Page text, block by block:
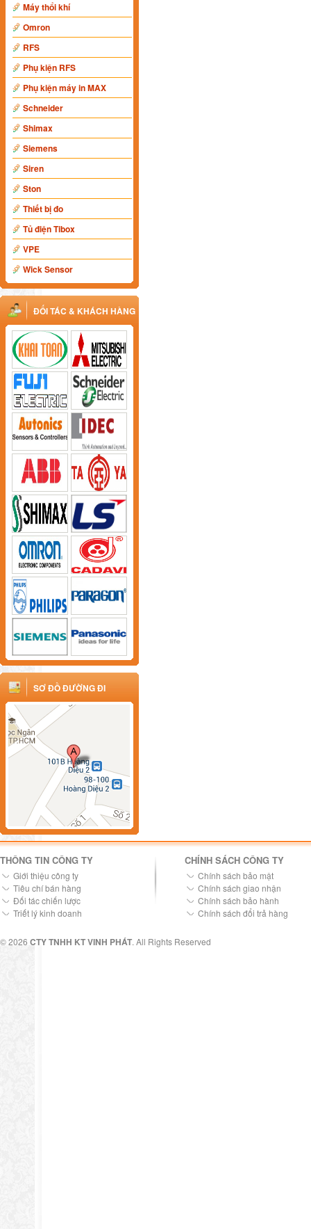
Máy thổi khí
Omron
RFS
Phụ kiện RFS
Phụ kiện máy in MAX
Schneider
Shimax
Siemens
Siren
Ston
Thiết bị đo
Tủ điện Tibox
VPE
Wick Sensor
ĐỐI TÁC & KHÁCH HÀNG
SƠ ĐỒ ĐƯỜNG ĐI
THÔNG TIN CÔNG TY
Giới thiệu công ty
Tiêu chí bán hàng
Đối tác chiến lược
Triết lý kinh doanh
CHÍNH SÁCH CÔNG TY
Chính sách bảo mật
Chính sách giao nhận
Chính sách bảo hành
Chính sách đổi trả hàng
© 2026 CTY TNHH KT VINH PHÁT. All Rights Reserved